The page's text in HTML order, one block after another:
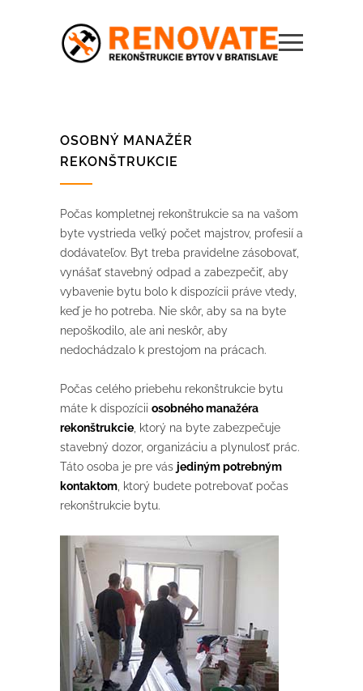
OSOBNÝ MANAŽÉR
REKONŠTRUKCIE
Počas kompletnej rekonštrukcie sa na vašom
byte vystrieda veľký počet majstrov, profesií a
dodávateľov. Byt treba pravidelne zásobovať,
vynášať stavebný odpad a zabezpečiť, aby
vybavenie bytu bolo k dispozícii práve vtedy,
keď je ho potreba. Nie skôr, aby sa na byte
nepoškodilo, ale ani neskôr, aby
nedochádzalo k prestojom na prácach.
Počas celého priebehu rekonštrukcie bytu
máte k dispozícii osobného manažéra
rekonštrukcie , ktorý na byte zabezpečuje
stavebný dozor, organizáciu a plynulosť prác.
Táto osoba je pre vás jediným potrebným
kontaktom , ktorý budete potrebovať počas
rekonštrukcie bytu.